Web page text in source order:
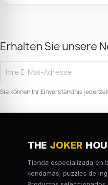
Erhalten Sie unsere
Sie können Ihr Einverständnis
THE JOKER
Tienda especializada en
kendamas, puzzles de